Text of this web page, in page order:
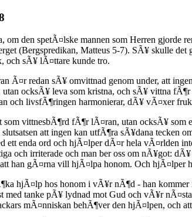
om den spetÃ¤lske mannen som Herren
(Bergspredikan, Matteus 5-7). SÃ¥ skulle
och sÃ¥ lÃ¤ttare kunde tro.
Ã¤r redan sÃ¥ omvittnad genom under, att
ocksÃ¥ leva som kristna, och sÃ¥ vittna
och livsfÃ¶ringen harmonierar, dÃ¥ vÃ¤xer
vittnesbÃ¶rd fÃ¶r lÃ¤ran, utan ocksÃ¥
att ingen kan utfÃ¶ra sÃ¥dana tecken
ett enda ord och hjÃ¤lper dÃ¤r hela vÃ¤rlden
och irriterade och man ber oss om nÃ¥got:
han gÃ¤rna vill hjÃ¤lpa honom. Och hjÃ¤lper
hjÃ¤lp hos honom i vÃ¥r nÃ¶d - han
med tanke pÃ¥ lydnad mot Gud och vÃ¥r
mÃ¤nniskan behÃ¶ver den hjÃ¤lpen, och